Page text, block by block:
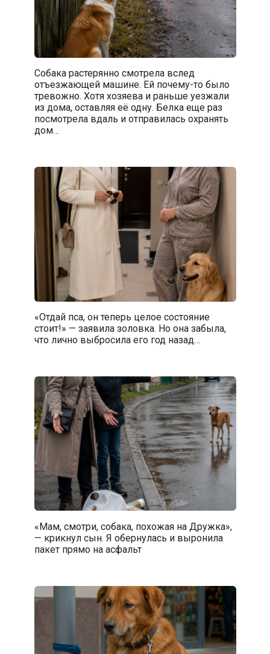
Собака растерянно смотрела вслед
отъезжающей машине. Ей почему-то было
тревожно. Хотя хозяева и раньше уезжали
из дома, оставляя её одну. Белка еще раз
посмотрела вдаль и отправилась охранять
дом…
«Отдай пса, он теперь целое состояние
стоит!» — заявила золовка. Но она забыла,
что лично выбросила его год назад…
«Мам, смотри, собака, похожая на Дружка»,
— крикнул сын. Я обернулась и выронила
пакет прямо на асфальт